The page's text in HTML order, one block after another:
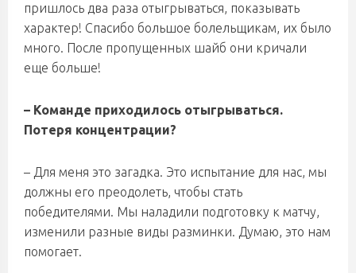
пришлось два раза отыгрываться, показывать
характер! Спасибо большое болельщикам, их было
много. После пропущенных шайб они кричали
еще больше!
– Команде приходилось отыгрываться.
Потеря концентрации?
– Для меня это загадка. Это испытание для нас, мы
должны его преодолеть, чтобы стать
победителями. Мы наладили подготовку к матчу,
изменили разные виды разминки. Думаю, это нам
помогает.